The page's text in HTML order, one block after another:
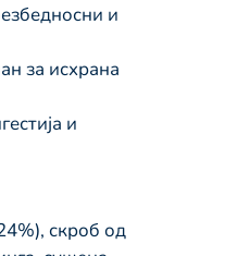
и
за исхрана
и
скроб од